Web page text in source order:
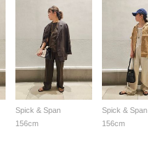
Spick & Span
156cm
Spick & Span
156cm